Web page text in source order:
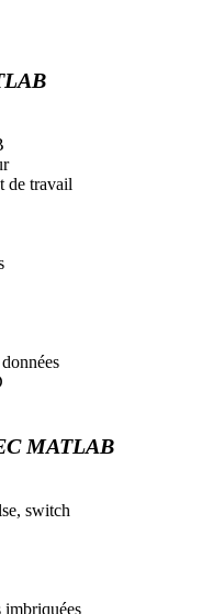
de travail
MATLAB
switch
imbriquées